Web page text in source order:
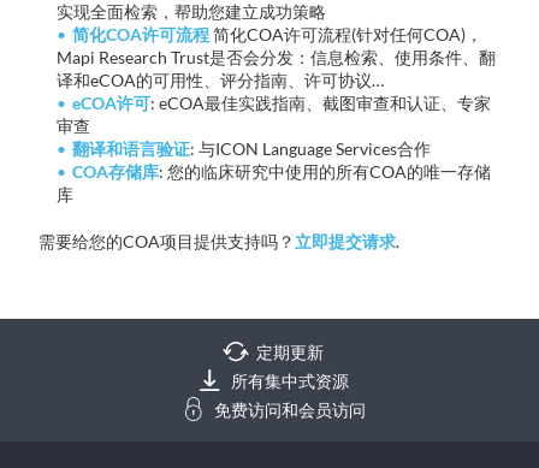
实现全面检索，帮助您建立成功策略
简化COA许可流程简化COA许可流程(针对任何COA)，
Mapi Research Trust是否会分发：信息检索、使用条件、翻
译和eCOA的可用性、评分指南、许可协议…
eCOA许可: eCOA最佳实践指南、截图审查和认证、专家
审查
翻译和语言验证: 与ICON Language Services合作
COA存储库: 您的临床研究中使用的所有COA的唯一存储
库
需要给您的COA项目提供支持吗？ 立即提交请求.
定期更新
所有集中式资源
免费访问和会员访问